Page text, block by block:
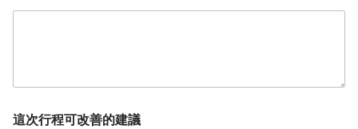
這次行程可改善的建議